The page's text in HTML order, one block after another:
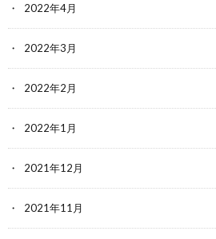
2022年4月
2022年3月
2022年2月
2022年1月
2021年12月
2021年11月